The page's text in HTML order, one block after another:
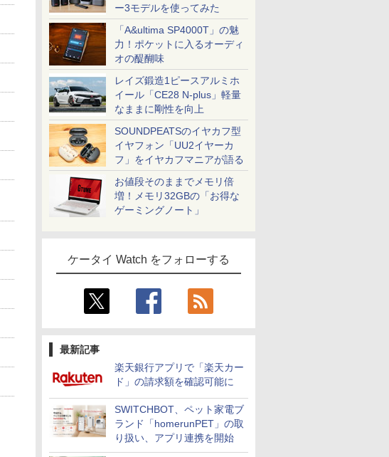
ー3モデルを使ってみた
「A&ultima SP4000T」の魅
力！ポケットに入るオーディ
オの醍醐味
レイズ鍛造1ピースアルミホ
イール「CE28 N-plus」軽量
なままに剛性を向上
SOUNDPEATSのイヤカフ型
イヤフォン「UU2イヤーカ
フ」をイヤカフマニアが語る
お値段そのままでメモリ倍
増！メモリ32GBの「お得な
ゲーミングノート」
ケータイ Watch をフォローする
最新記事
楽天銀行アプリで「楽天カー
ド」の請求額を確認可能に
SWITCHBOT、ペット家電ブ
ランド「homerunPET」の取
り扱い、アプリ連携を開始